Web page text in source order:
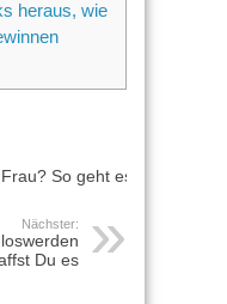
heraus, wie
So geht es
Nächster:
Du es